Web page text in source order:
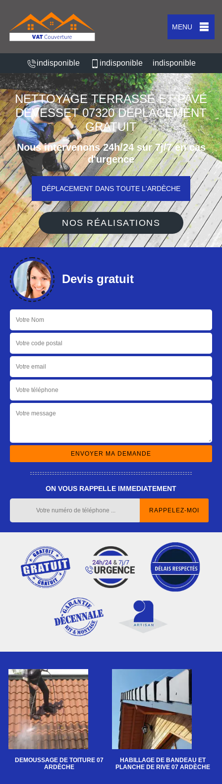
MENU
indisponible indisponible indisponible
NETTOYAGE TERRASSE ET PAVÉ
DEVESSET 07320 DÉPLACEMENT
GRATUIT
Nous intervenons 24h/24 sur 7j/7 en cas
d'urgence
DÉPLACEMENT DANS TOUTE L'ARDÈCHE
NOS RÉALISATIONS
Devis gratuit
ON VOUS RAPPELLE IMMEDIATEMENT
DEMOUSSAGE DE TOITURE 07
ARDÈCHE
HABILLAGE DE BANDEAU ET
PLANCHE DE RIVE 07 ARDÈCHE